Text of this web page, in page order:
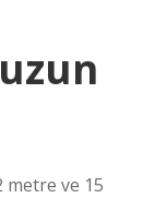
metre ve 15